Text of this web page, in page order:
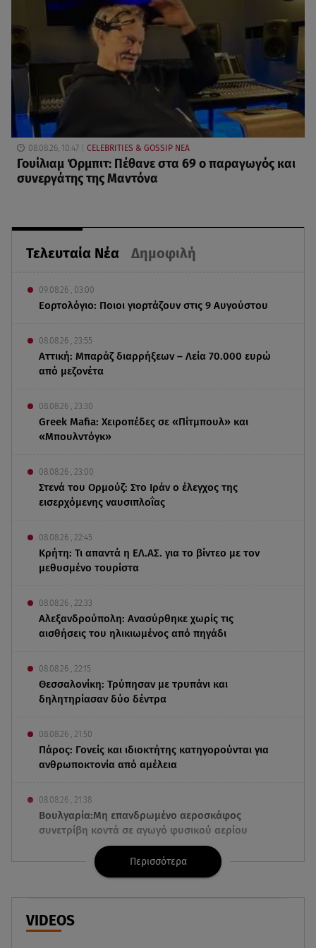
Τελευταία Νέα Δημοφιλή
09.08.26 , 03:00
Εορτολόγιο: Ποιοι γιορτάζουν στις 9 Αυγούστου
08.08.26 , 23:55
Αττική: Μπαράζ διαρρήξεων – Λεία 70.000 ευρώ
από μεζονέτα
08.08.26 , 23:30
Greek Mafia: Χειροπέδες σε «Πίτμπουλ» και
«Μπουλντόγκ»
08.08.26 , 23:00
Στενά του Ορμούζ: Στο Ιράν ο έλεγχος της
εισερχόμενης ναυσιπλοΐας
08.08.26 , 22:45
Κρήτη: Τι απαντά η ΕΛ.ΑΣ. για το βίντεο με τον
μεθυσμένο τουρίστα
08.08.26 , 22:33
Αλεξανδρούπολη: Ανασύρθηκε χωρίς τις
αισθήσεις του ηλικιωμένος από πηγάδι
08.08.26 , 22:15
Θεσσαλονίκη: Τρύπησαν με τρυπάνι και
δηλητηρίασαν δύο δέντρα
08.08.26 , 21:50
Πάρος: Γονείς και ιδιοκτήτης κατηγορούνται για
ανθρωποκτονία από αμέλεια
08.08.26 , 21:38
Βουλγαρία:Μη επανδρωμένο αεροσκάφος
συνετρίβη κοντά σε αγωγό φυσικού αερίου
08.08.26 , 21:32
Φωτιά στην Αττικοβοιωτία: Ενέργεια ίση με έξι
ατομικές βόμβες
08.08.26 , 21:20
Περισσότερα
VIDEOS
08.08.26, 10:47 CELEBRITIES & GOSSIP ΝΕΑ
Γουίλιαμ Όρμπιτ: Πέθανε στα 69 ο παραγωγός και
συνεργάτης της Μαντόνα